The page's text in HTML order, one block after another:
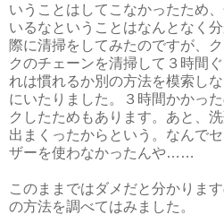
いうことはしてこなかったため
いるなということはなんとなく
際に清掃をしてみたのですが、
クのチェーンを清掃して３時間
れは慣れるか別の方法を模索し
にいたりました。３時間かかっ
クしたためもあります。あと、
出まくったからという。なんで
ザーを使わなかったんや……
このままではダメだと分かりま
の方法を調べてはみました。